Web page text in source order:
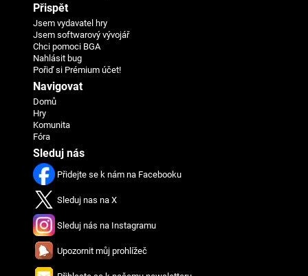
Přispět
Jsem vydavatel hry
Jsem softwarový vývojář
Chci pomoci BGA
Nahlásit bug
Pořiď si Prémium účet!
Navigovat
Domů
Hry
Komunita
Fóra
Sleduj nás
Přidejte se k nám na Facebooku
Sleduj nas na X
Sleduj nás na Instagramu
Upozornit můj prohlížeč